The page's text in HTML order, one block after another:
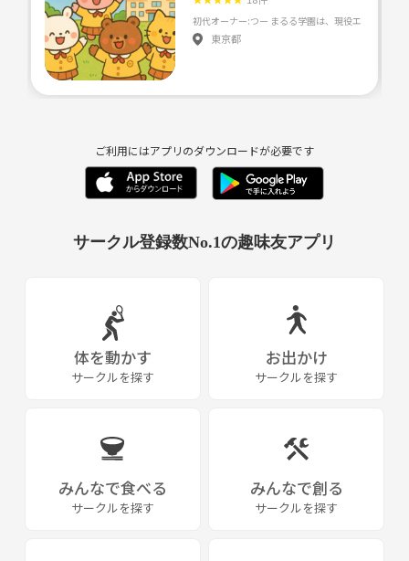
東京都
ご利用にはアプリのダウンロードが必要です
サークル登録数No.1の趣味友アプリ
体を動かす
サークルを探す
お出かけ
サークルを探す
みんなで食べる
サークルを探す
みんなで創る
サークルを探す